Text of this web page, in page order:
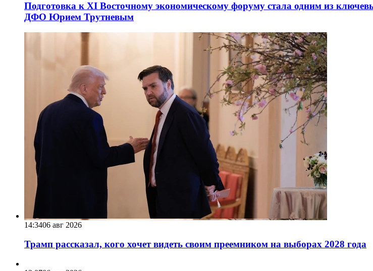
Подготовка к XI Восточному экономическому форуму стала одним из
ДФО Юрием Трутневым
14:3406 авг 2026
Трамп рассказал, кого хочет видеть своим преемником на выборах 2028 года